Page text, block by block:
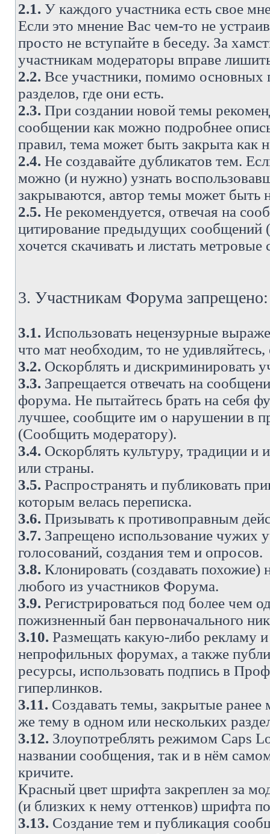
2.1. У каждого участника есть свое
Если это мнение Вас чем-то не
просто не вступайте в беседу. За
участникам модераторы вправе
2.2. Все участники, помимо основных
разделов, где они есть.
2.3. При создании новой темы
сообщении как можно подробнее
правил, тема может быть закрыта как
2.4. Не создавайте дубликатов тем.
можно (и нужно) узнать
закрываются, автор темы может быть
2.5. Не рекомендуется, отвечая на
цитирование предыдущих сообщений
хочется скачивать и листать
3. Участникам Форума запрещено:
3.1. Использовать нецензурные
что мат необходим, то не
3.2. Оскорблять и дискриминировать
3.3. Запрещается отвечать на
форума. Не пытайтесь брать на себя
лучшее, сообщите им о нарушении в
(Сообщить модератору).
3.4. Оскорблять культуру, традиции
или страны.
3.5. Распространять и публиковать
которым велась переписка.
3.6. Призывать к противоправным
3.7. Запрещено использование чужих
голосований, создания тем и опросов.
3.8. Клонировать (создавать похожие)
любого из участников Форума.
3.9. Регистрироваться под более чем
пожизненный бан первоначального
3.10. Размещать какую-либо рекламу
непрофильных форумах, а также
ресурсы, использовать подпись в
гиперлинков.
3.11. Создавать темы, закрытые ранее
же тему в одном или нескольких
3.12. Злоупотреблять режимом Caps
названии сообщения, так и в нём
кричите.
Красный цвет шрифта закреплен за
(и близких к нему оттенков) шрифта
3.13. Создание тем и публикация